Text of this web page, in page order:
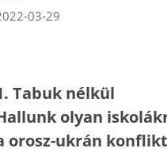
03-29
Tabuk nélkül
olyan
orosz-ukrán